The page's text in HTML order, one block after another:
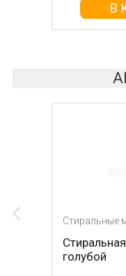
В
В
Стиральные
голубой
Стиральные
МСП-55П